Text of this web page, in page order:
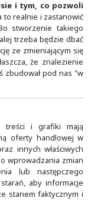
wesprzeć
przez nas
i działania
bez jego
Ma ono
i
dla przykładu,
do
finansowymi, a
zajmuje